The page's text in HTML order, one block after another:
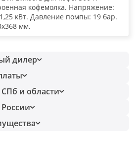
кофемолка. Напряжение:
кВт. Давление помпы: 19 бар.
мм.
дилер
и области